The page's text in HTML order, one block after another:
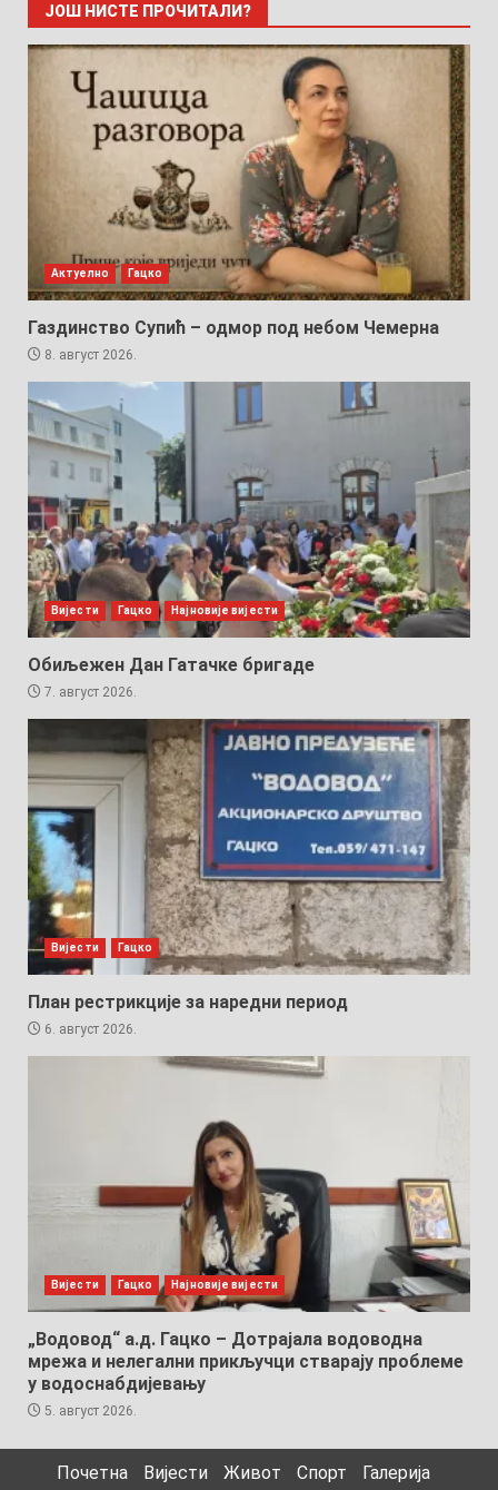
ЈОШ НИСТЕ ПРОЧИТАЛИ?
Актуелно Гацко
Газдинство Супић – одмор под небом Чемерна
8. август 2026.
Вијести Гацко Најновије вијести
Обиљежен Дан Гатачке бригаде
7. август 2026.
Вијести Гацко
План рестрикције за наредни период
6. август 2026.
Вијести Гацко Најновије вијести
„Водовод“ а.д. Гацко – Дотрајала водоводна
мрежа и нелегални прикључци стварају проблеме
у водоснабдијевању
5. август 2026.
Почетна Вијести Живот Спорт
Галерија